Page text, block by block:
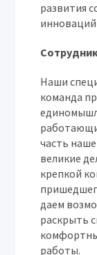
развития
инноваций
Наши
команда
часть
великие
крепкой
даем
раскрыть
работы.